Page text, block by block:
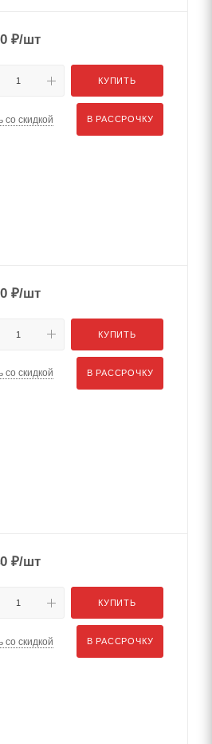
₽/шт
КУПИТЬ
со скидкой В РАССРОЧКУ
₽/шт
КУПИТЬ
со скидкой В РАССРОЧКУ
₽/шт
КУПИТЬ
со скидкой В РАССРОЧКУ